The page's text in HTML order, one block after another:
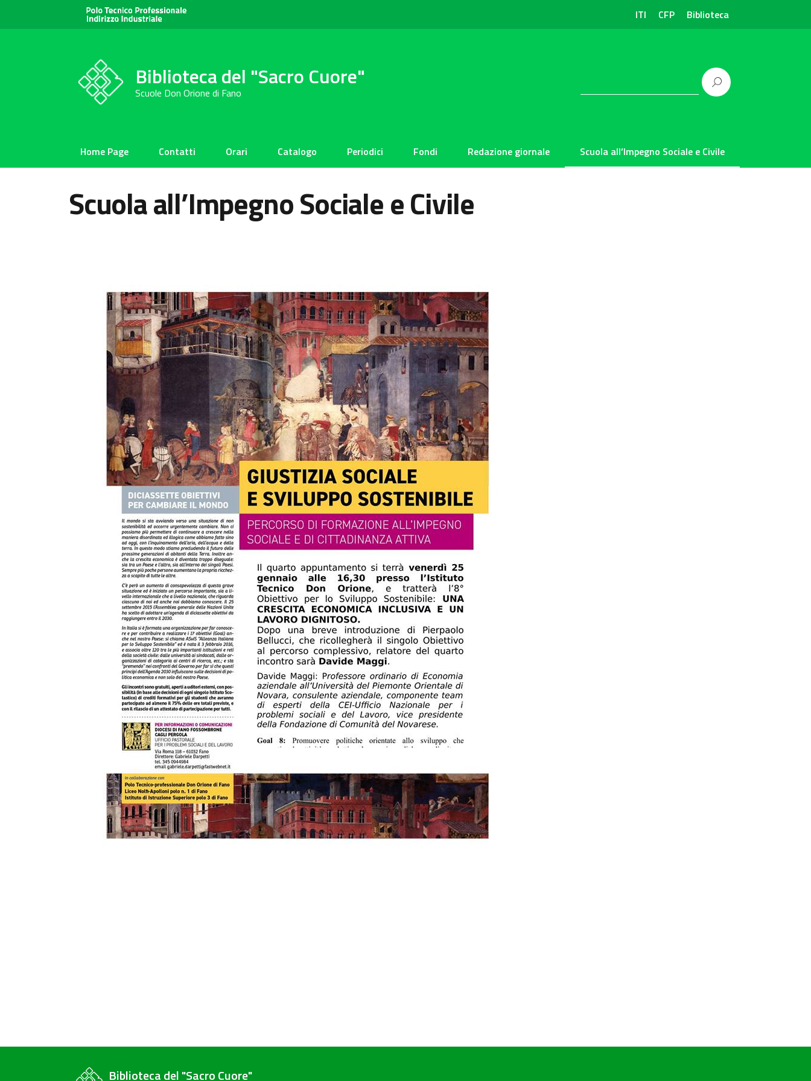
ITI CFP Biblioteca
Biblioteca del "Sacro Cuore"
Scuole Don Orione di Fano
Home Page Contatti Orari Catalogo Periodici Fondi Redazione giornale Scuola all’Impegno Sociale e Civile
Scuola all’Impegno Sociale e Civile
Biblioteca del "Sacro Cuore"